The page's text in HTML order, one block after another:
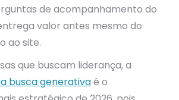
de acompanhamento do
valor antes mesmo do
ao site.
que buscam liderança, a
busca generativaé o